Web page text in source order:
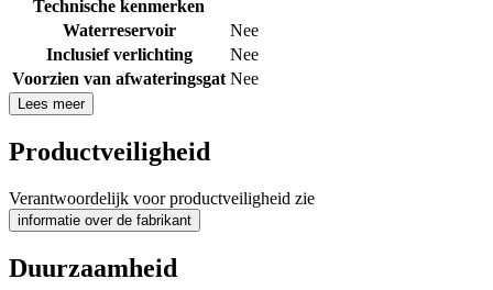
Technische kenmerken
Waterreservoir
Nee
Inclusief verlichting
Nee
Voorzien van afwateringsgat Nee
Lees meer
Productveiligheid
Verantwoordelijk voor productveiligheid zie
informatie over de fabrikant
Duurzaamheid